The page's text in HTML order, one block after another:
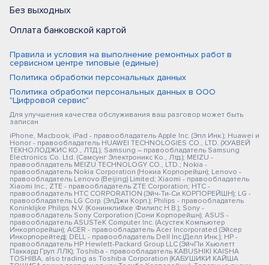
Без выходных
Оплата банковской картой
Правила и условия на выполнение ремонтных работ в
сервисном центре типовые (единые)
Политика обработки персональных данных
Политика обработки персональных данных в ООО
"Цифровой сервис"
Для улучшения качества обслуживания ваш разговор может быть
записан
iPhone, Macbook, iPad - правообладатель Apple Inc. (Эпл Инк.); Huawei и
Honor - правообладатель HUAWEI TECHNOLOGIES CO., LTD. (ХУАВЕЙ
ТЕКНОЛОДЖИС КО., ЛТД.); Samsung – правообладатель Samsung
Electronics Co. Ltd. (Самсунг Электроникс Ко., Лтд.); MEIZU -
правообладатель MEIZU TECHNOLOGY CO., LTD.; Nokia -
правообладатель Nokia Corporation (Нокиа Корпорейшн); Lenovo -
правообладатель Lenovo (Beijing) Limited; Xiaomi - правообладатель
Xiaomi Inc.; ZTE - правообладатель ZTE Corporation; HTC -
правообладатель HTC CORPORATION (Эйч-Ти-Си КОРПОРЕЙШН); LG -
правообладатель LG Corp. (ЭлДжи Корп.); Philips - правообладатель
Koninklijke Philips N.V. (Конинклийке Филипс Н.В.); Sony -
правообладатель Sony Corporation (Сони Корпорейшн); ASUS -
правообладатель ASUSTeK Computer Inc. (Асустек Компьютер
Инкорпорейшн); ACER - правообладатель Acer Incorporated (Эйсер
Инкорпорейтед); DELL - правообладатель Dell Inc.(Делл Инк.); HP -
правообладатель HP Hewlett-Packard Group LLC (ЭйчПи Хьюлетт
Паккард Груп ЛЛК); Toshiba - правообладатель KABUSHIKI KAISHA
TOSHIBA, also trading as Toshiba Corporation (КАБУШИКИ КАЙША